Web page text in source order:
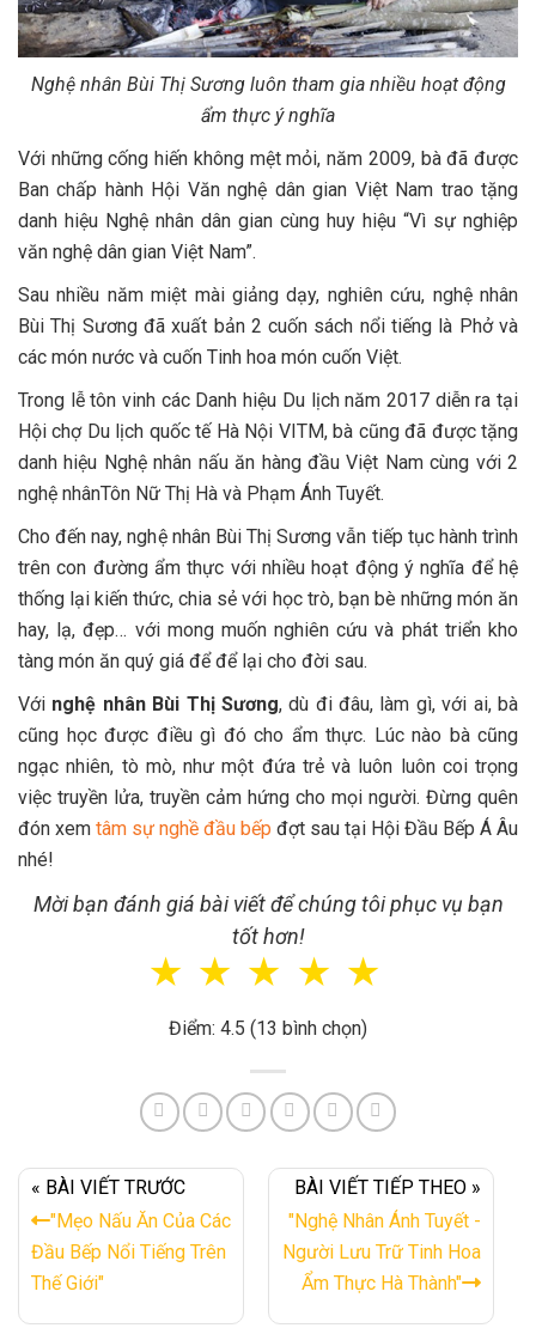
Nghệ nhân Bùi Thị Sương luôn tham gia nhiều hoạt động
ẩm thực ý nghĩa
Với những cống hiến không mệt mỏi, năm 2009, bà đã được
Ban chấp hành Hội Văn nghệ dân gian Việt Nam trao tặng
danh hiệu Nghệ nhân dân gian cùng huy hiệu “Vì sự nghiệp
văn nghệ dân gian Việt Nam”.
Sau nhiều năm miệt mài giảng dạy, nghiên cứu, nghệ nhân
Bùi Thị Sương đã xuất bản 2 cuốn sách nổi tiếng là Phở và
các món nước và cuốn Tinh hoa món cuốn Việt.
Trong lễ tôn vinh các Danh hiệu Du lịch năm 2017 diễn ra tại
Hội chợ Du lịch quốc tế Hà Nội VITM, bà cũng đã được tặng
danh hiệu Nghệ nhân nấu ăn hàng đầu Việt Nam cùng với 2
nghệ nhânTôn Nữ Thị Hà và Phạm Ánh Tuyết.
Cho đến nay, nghệ nhân Bùi Thị Sương vẫn tiếp tục hành trình
trên con đường ẩm thực với nhiều hoạt động ý nghĩa để hệ
thống lại kiến thức, chia sẻ với học trò, bạn bè những món ăn
hay, lạ, đẹp… với mong muốn nghiên cứu và phát triển kho
tàng món ăn quý giá để để lại cho đời sau.
Với nghệ nhân Bùi Thị Sương, dù đi đâu, làm gì, với ai, bà
cũng học được điều gì đó cho ẩm thực. Lúc nào bà cũng
ngạc nhiên, tò mò, như một đứa trẻ và luôn luôn coi trọng
việc truyền lửa, truyền cảm hứng cho mọi người. Đừng quên
đón xem tâm sự nghề đầu bếp đợt sau tại Hội Đầu Bếp Á Âu
nhé!
Mời bạn đánh giá bài viết để chúng tôi phục vụ bạn
tốt hơn!
☆
☆
☆
☆
☆
Điểm: 4.5 (13 bình chọn)
« BÀI VIẾT TRƯỚC
"Mẹo Nấu Ăn Của Các
Đầu Bếp Nổi Tiếng Trên
Thế Giới"
BÀI VIẾT TIẾP THEO »
"Nghệ Nhân Ánh Tuyết -
Người Lưu Trữ Tinh Hoa
Ẩm Thực Hà Thành"